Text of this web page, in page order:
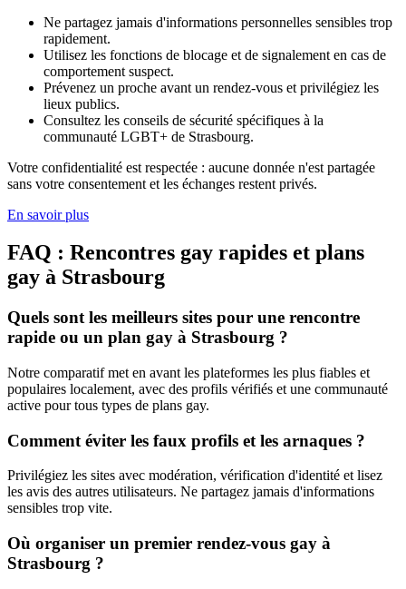
Ne partagez jamais d'informations personnelles sensibles trop
rapidement.
Utilisez les fonctions de blocage et de signalement en cas de
comportement suspect.
Prévenez un proche avant un rendez-vous et privilégiez les
lieux publics.
Consultez les conseils de sécurité spécifiques à la
communauté LGBT+ de Strasbourg.
Votre confidentialité est respectée : aucune donnée n'est partagée
sans votre consentement et les échanges restent privés.
En savoir plus
FAQ : Rencontres gay rapides et plans
gay à Strasbourg
Quels sont les meilleurs sites pour une rencontre
rapide ou un plan gay à Strasbourg ?
Notre comparatif met en avant les plateformes les plus fiables et
populaires localement, avec des profils vérifiés et une communauté
active pour tous types de plans gay.
Comment éviter les faux profils et les arnaques ?
Privilégiez les sites avec modération, vérification d'identité et lisez
les avis des autres utilisateurs. Ne partagez jamais d'informations
sensibles trop vite.
Où organiser un premier rendez-vous gay à
Strasbourg ?